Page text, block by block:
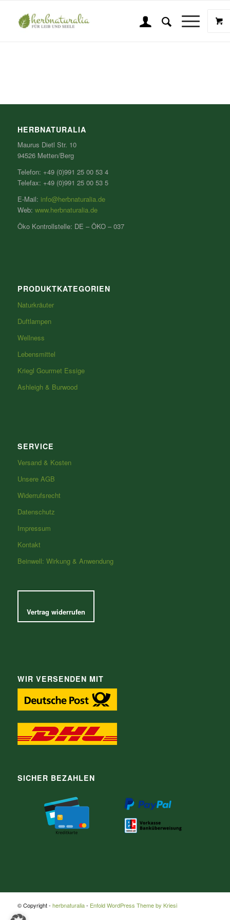
Roggen
Sie sind hier: Startseite
HERBNATURALIA
Maurus Dietl Str. 10
94526 Metten/Berg
Telefon: +49 (0)991 25 00 53 4
Telefax: +49 (0)991 25 00 53 5
E-Mail: info@herbnaturalia.de
Web: www.herbnaturalia.de
Öko Kontrollstelle: DE – ÖKO – 037
PRODUKTKATEGORIEN
Naturkräuter
Duftlampen
Wellness
Lebensmittel
Kriegl Gourmet Essige
Ashleigh & Burwood
SERVICE
Versand & Kosten
Unsere AGB
Widerrufsrecht
Datenschutz
Impressum
Kontakt
Beinwell: Wirkung & Anwendung
Vertrag widerrufen
WIR VERSENDEN MIT
SICHER BEZAHLEN
© Copyright - herbnaturalia- Enfold WordPress Theme by Kriesi